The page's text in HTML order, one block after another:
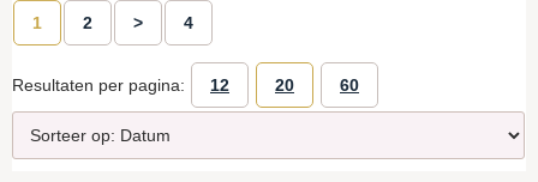
1 2 > 4
Resultaten per pagina: 12 20 60